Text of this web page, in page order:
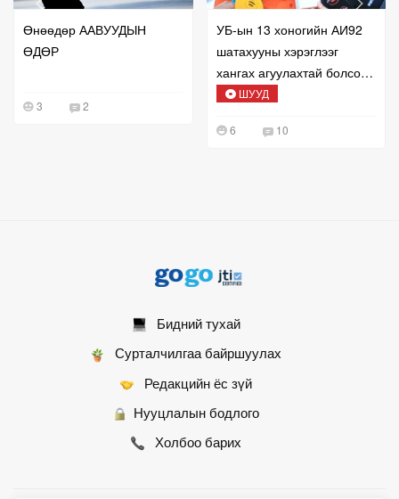
Өнөөдөр ААВУУДЫН
ӨДӨР
3 2
УБ-ын 13 хоногийн АИ92
шатахууны хэрэглээг
хангах агуулахтай болсон
талаар мэдээлж байна
ШУУД
6 10
Бидний тухай
Сурталчилгаа байршуулах
Редакцийн ёс зүй
Нууцлалын бодлого
Холбоо барих